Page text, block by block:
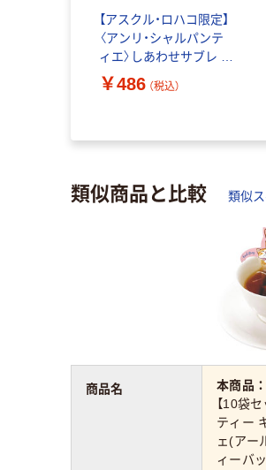
【アスクル・ロハコ限定】
〈アンリ・シャルパンテ
ィエ〉しあわせサブレ 3
枚入 1個 プチギフト 結
婚出産 内祝い クッキー
￥486 （税込）
類似商品と比較 類似
本商品：
【10袋
ティー
ェ(アー
ィーバ
商品名